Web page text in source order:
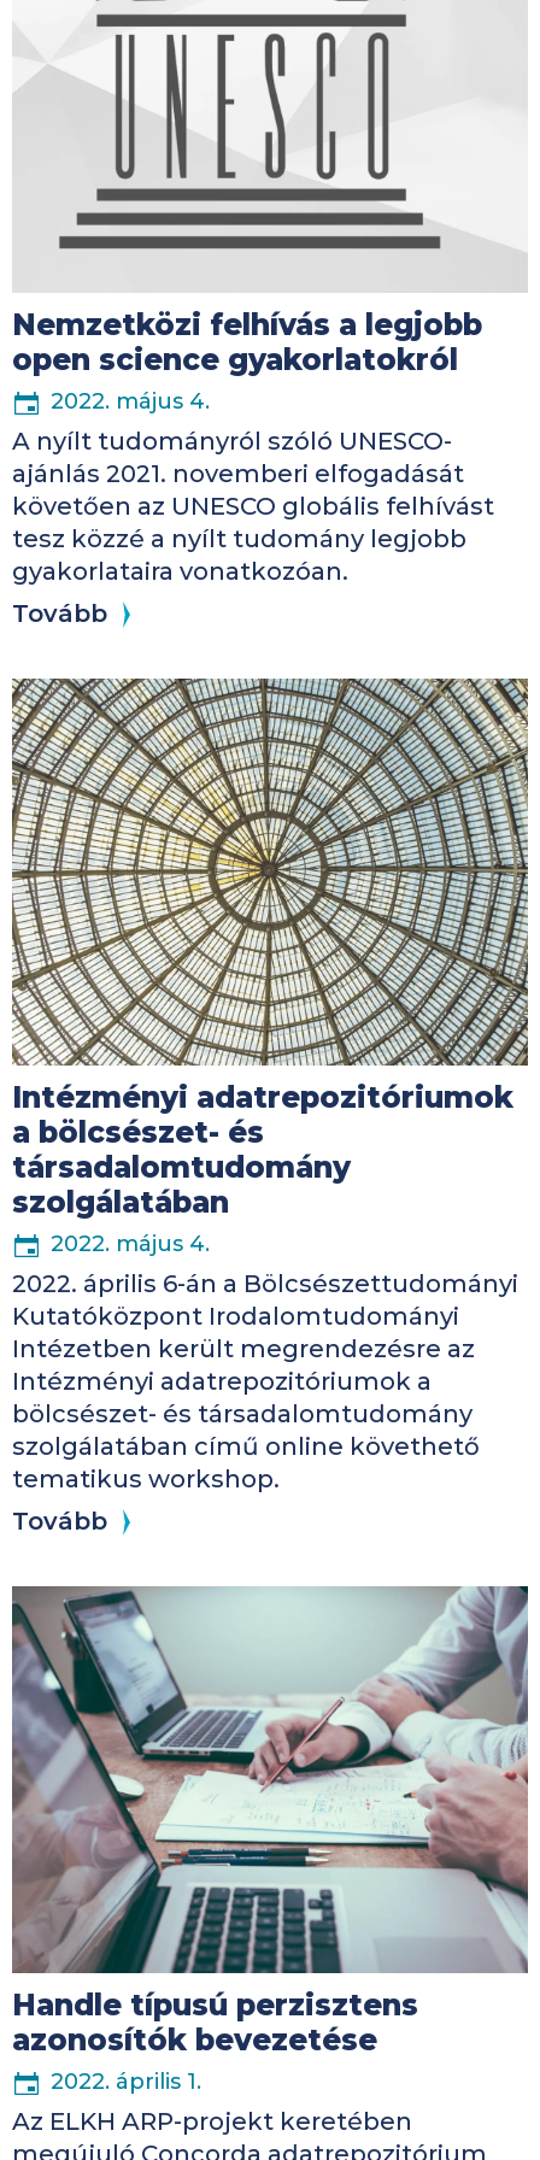
Nemzetközi felhívás a legjobb
open science gyakorlatokról
2022. május 4.
A nyílt tudományról szóló UNESCO-
ajánlás 2021. novemberi elfogadását
követően az UNESCO globális felhívást
tesz közzé a nyílt tudomány legjobb
gyakorlataira vonatkozóan.
Tovább
Kép
Intézményi adatrepozitóriumok
a bölcsészet- és
társadalomtudomány
szolgálatában
2022. május 4.
2022. április 6-án a Bölcsészettudományi
Kutatóközpont Irodalomtudományi
Intézetben került megrendezésre az
Intézményi adatrepozitóriumok a
bölcsészet- és társadalomtudomány
szolgálatában című online követhető
tematikus workshop.
Tovább
Kép
Handle típusú perzisztens
azonosítók bevezetése
2022. április 1.
Az ELKH ARP-projekt keretében
megújuló Concorda adatrepozitórium